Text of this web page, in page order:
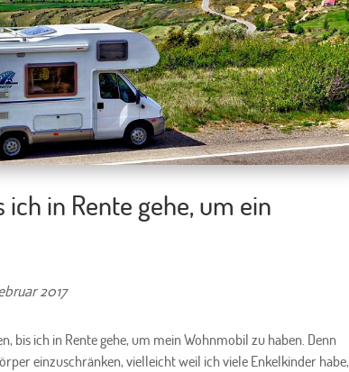
in Rente gehe, um ein
2017
bis ich in Rente gehe, um mein Wohnmobil zu haben. Denn
einzuschränken, vielleicht weil ich viele Enkelkinder habe,